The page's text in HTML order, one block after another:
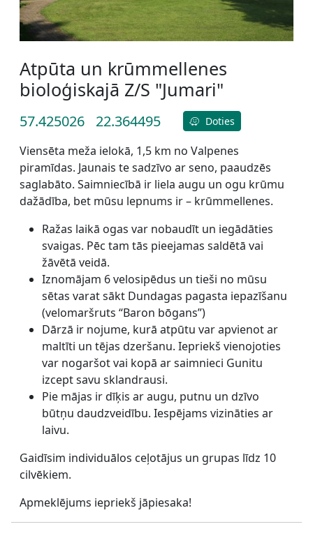
Atpūta un krūmmellenes
bioloģiskajā Z/S "Jumari"
57.425026 22.364495 Doties
Viensēta meža ielokā, 1,5 km no Valpenes
piramīdas. Jaunais te sadzīvo ar seno, paaudzēs
saglabāto. Saimniecībā ir liela augu un ogu krūmu
dažādība, bet mūsu lepnums ir – krūmmellenes.
Ražas laikā ogas var nobaudīt un iegādāties
svaigas. Pēc tam tās pieejamas saldētā vai
žāvētā veidā.
Iznomājam 6 velosipēdus un tieši no mūsu
sētas varat sākt Dundagas pagasta iepazīšanu
(velomaršruts “Baron bōgans”)
Dārzā ir nojume, kurā atpūtu var apvienot ar
maltīti un tējas dzeršanu. Iepriekš vienojoties
var nogaršot vai kopā ar saimnieci Gunitu
izcept savu sklandrausi.
Pie mājas ir dīķis ar augu, putnu un dzīvo
būtņu daudzveidību. Iespējams vizināties ar
laivu.
Gaidīsim individuālos ceļotājus un grupas līdz 10
cilvēkiem.
Apmeklējums iepriekš jāpiesaka!